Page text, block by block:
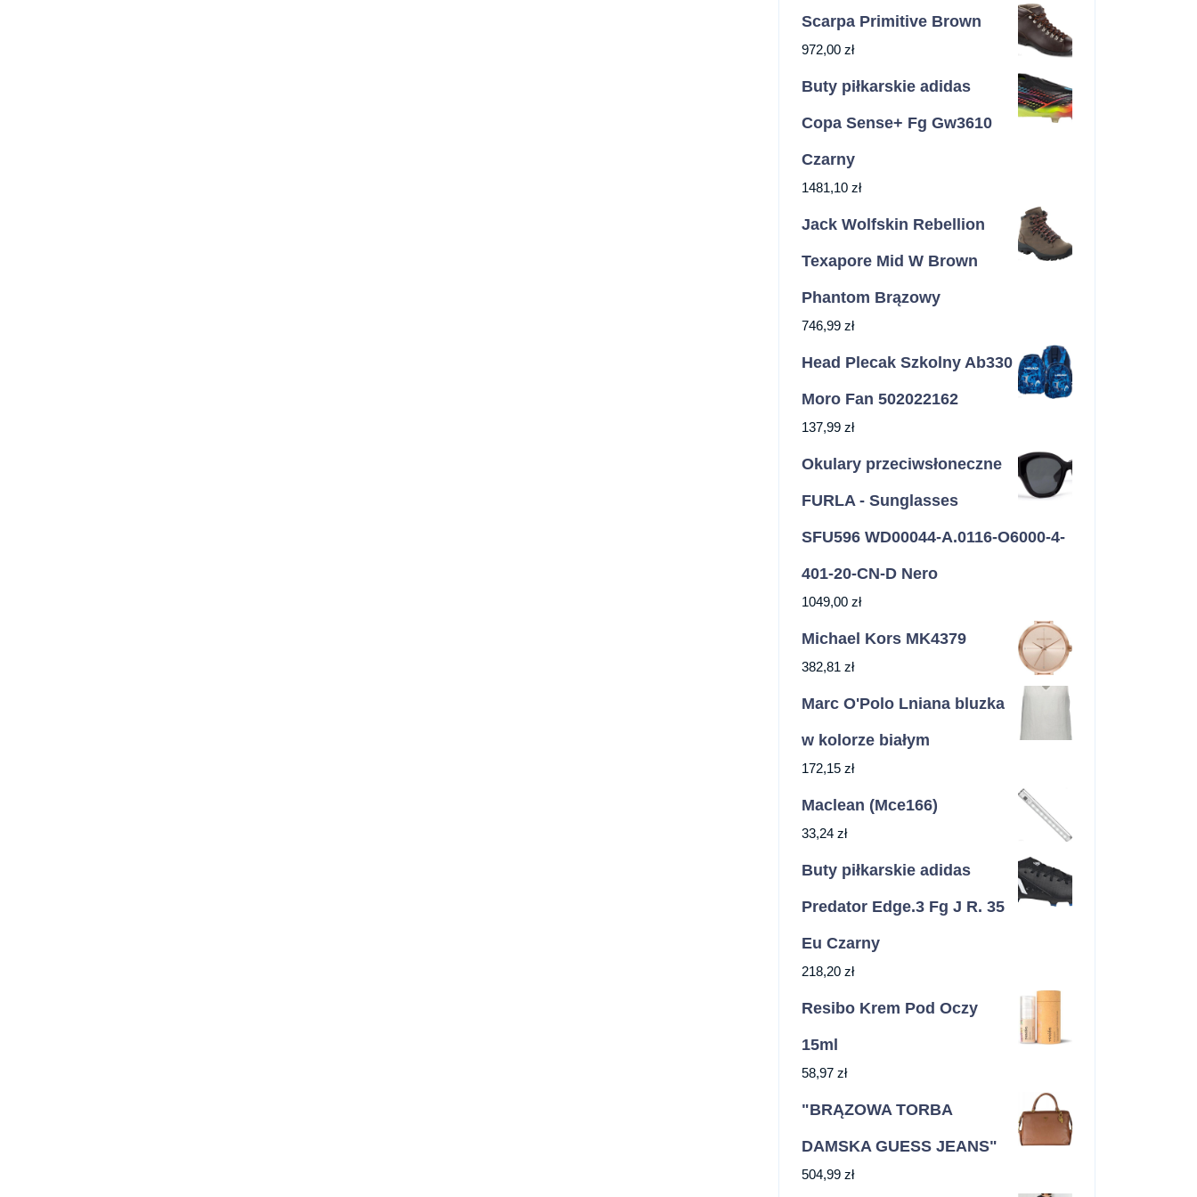
Scarpa Primitive Brown
972,00 zł
Buty piłkarskie adidas
Copa Sense+ Fg Gw3610
Czarny
1481,10 zł
Jack Wolfskin Rebellion
Texapore Mid W Brown
Phantom Brązowy
746,99 zł
Head Plecak Szkolny Ab330
Moro Fan 502022162
137,99 zł
Okulary przeciwsłoneczne
FURLA - Sunglasses
SFU596 WD00044-A.0116-O6000-4-
401-20-CN-D Nero
1049,00 zł
Michael Kors MK4379
382,81 zł
Marc O'Polo Lniana bluzka
w kolorze białym
172,15 zł
Maclean (Mce166)
33,24 zł
Buty piłkarskie adidas
Predator Edge.3 Fg J R. 35
Eu Czarny
218,20 zł
Resibo Krem Pod Oczy
15ml
58,97 zł
"BRĄZOWA TORBA
DAMSKA GUESS JEANS"
504,99 zł